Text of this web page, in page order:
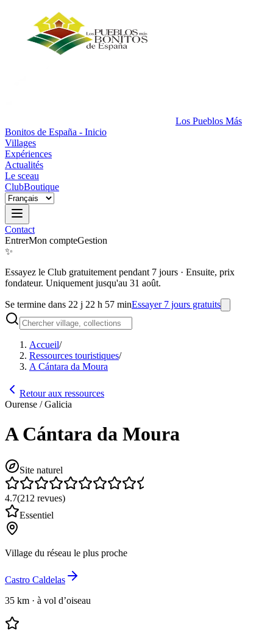
Los Pueblos Más
Bonitos de España - Inicio
Villages
Expériences
Actualités
Le sceau
ClubBoutique
Contact
EntrerMon compteGestion
✨
Essayez le Club gratuitement pendant 7 jours · Ensuite, prix
fondateur. Uniquement jusqu'au 31 août.
Se termine dans 22 j 22 h 57 minEssayer 7 jours gratuits
Accueil/
Ressources touristiques/
A Cántara da Moura
Retour aux ressources
Ourense / Galicia
A Cántara da Moura
Site naturel
4.7(212 revues)
Essentiel
Village du réseau le plus proche
Castro Caldelas
35 km · à vol d’oiseau